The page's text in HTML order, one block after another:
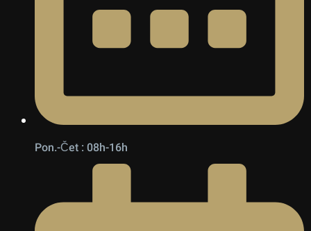
Pon.-Čet : 08h-16h